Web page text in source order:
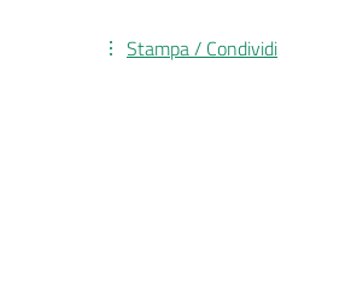
Stampa / Condividi